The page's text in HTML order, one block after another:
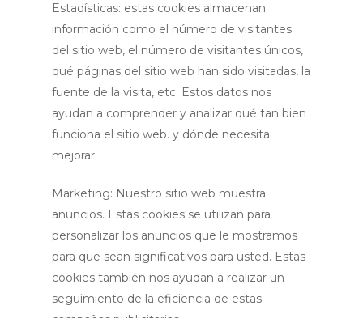
Estadísticas: estas cookies almacenan
información como el número de visitantes
del sitio web, el número de visitantes únicos,
qué páginas del sitio web han sido visitadas, la
fuente de la visita, etc. Estos datos nos
ayudan a comprender y analizar qué tan bien
funciona el sitio web. y dónde necesita
mejorar.
Marketing: Nuestro sitio web muestra
anuncios. Estas cookies se utilizan para
personalizar los anuncios que le mostramos
para que sean significativos para usted. Estas
cookies también nos ayudan a realizar un
seguimiento de la eficiencia de estas